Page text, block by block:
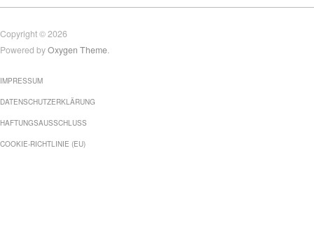
Copyright © 2026
Powered byOxygen Theme.
IMPRESSUM
DATENSCHUTZERKLÄRUNG
HAFTUNGSAUSSCHLUSS
COOKIE-RICHTLINIE (EU)